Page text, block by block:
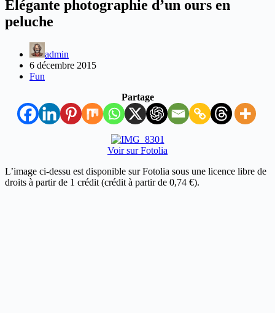
Elégante photographie d’un ours en
peluche
admin
6 décembre 2015
Fun
Partage
Voir sur Fotolia
L’image ci-dessu est disponible sur Fotolia sous une licence libre de
droits à partir de 1 crédit (crédit à partir de 0,74 €).